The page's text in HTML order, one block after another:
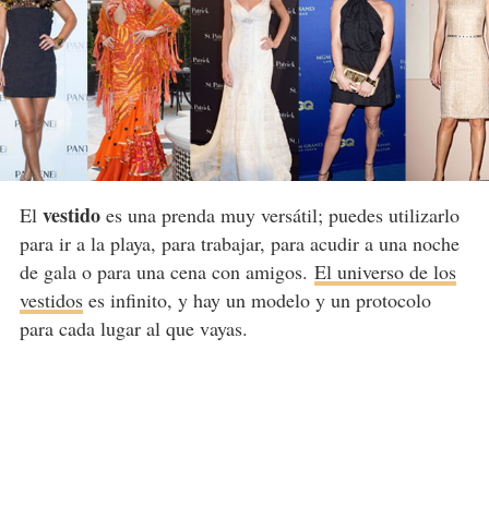
El vestidoes una prenda muy versátil; puedes utilizarlo
para ir a la playa, para trabajar, para acudir a una noche
de gala o para una cena con amigos. El universo de los
vestidoses infinito, y hay un modelo y un protocolo
para cada lugar al que vayas.